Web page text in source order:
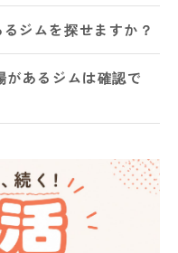
ジムを探せますか？
あるジムは確認で